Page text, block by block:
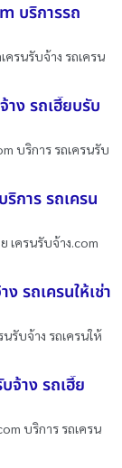
บริการรถ
ครนรับจ้าง รถเครน
าง รถเฮี๊ยบรับ
บริการ รถเครนรับ
การ รถเครน
เครนรับจ้าง.com
รถเครนให้เช่า
รับจ้าง รถเครนให้
จ้าง รถเฮี๊ย
บริการ รถเครน